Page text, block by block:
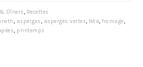
Dîners
Recettes
asperges asperges vertes ,feta ,fromage
printemps